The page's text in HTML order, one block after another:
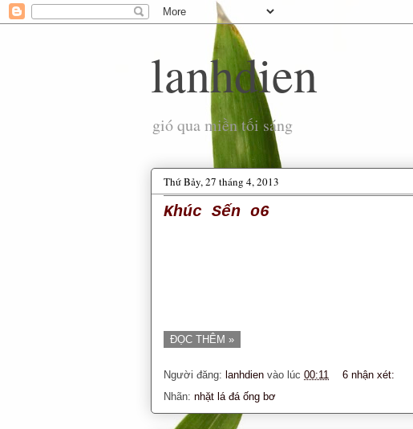
lanhdien
gió qua miền tối sáng
Thứ Bảy, 27 tháng 4, 2013
Khúc Sến o6
ĐỌC THÊM »
Người đăng: lanhdien vào lúc 00:11
6 nhận xét:
Nhãn: nhặt lá đá ống bơ